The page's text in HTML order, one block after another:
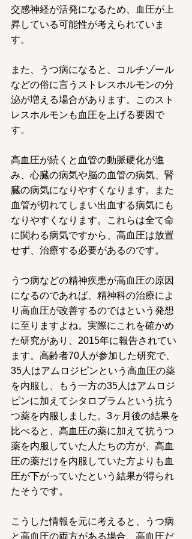
交感神経が活発になるため、血圧が上
昇している可能性が考えられていま
す。
また、うつ病になると、コルチゾール
などの俗に言うストレスホルモンの分
泌が増える場合があります。このスト
レスホルモンも血圧を上げる要因で
す。
高血圧が続くと血管の動脈硬化が進
み、心臓の病気や脳の血管の病気、腎
臓の病気になりやすくなります。また
血管が切れてしまい出血する病気にも
なりやすくなります。これらは全て命
に関わる病気ですから、高血圧は放置
せず、治療する必要があるのです。
うつ病などの精神疾患が高血圧の原因
になるのであれば、精神科の治療によ
り高血圧が改善するのではという発想
に至りますよね。実際にこれを確かめ
た研究があり、2015年に報告されてい
ます。高齢者70人が参加した研究で、
35人はアムロジピンという高血圧の薬
を内服し、もう一方の35人はアムロジ
ピンに加えてシタロプラムという抗う
つ薬を内服しました。3ヶ月後の結果を
比べると、高血圧の薬に加えて抗うつ
薬を内服していた人たちの方が、高血
圧の薬だけを内服していた方よりも血
圧が下がっていたという結果が得られ
たそうです。
こうした情報を元に考えると、うつ病
と高血圧の両方がある場合、高血圧だ